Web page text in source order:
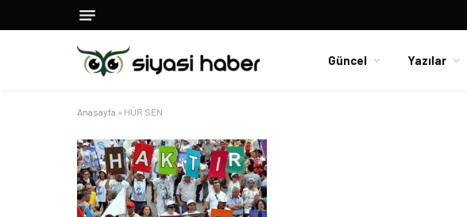
Güncel Yazılar
Anasayfa » HÜR SEN